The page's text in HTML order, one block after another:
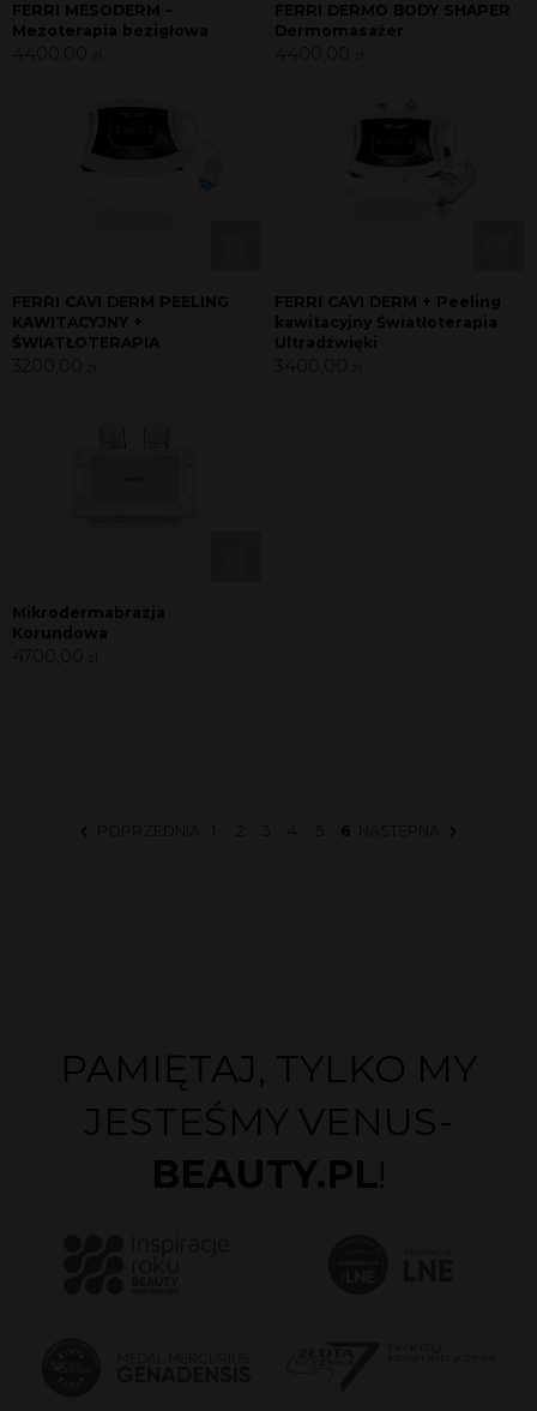
FERRI MESODERM –
Mezoterapia bezigłowa
4400,00
FERRI DERMO BODY SHAPER
Dermomasażer
4400,00
FERRI CAVI DERM PEELING
KAWITACYJNY +
ŚWIATŁOTERAPIA
3200,00 zł
FERRI CAVI DERM + Peeling
kawitacyjny Światłoterapia
Ultradźwięki
3400,00 zł
Mikrodermabrazja
Korundowa
4700,00 zł
POPRZEDNIA 4 6 NASTĘPNA
PAMIĘTAJ, TYLKO MY
JESTEŚMY VENUS-
BEAUTY.PL!